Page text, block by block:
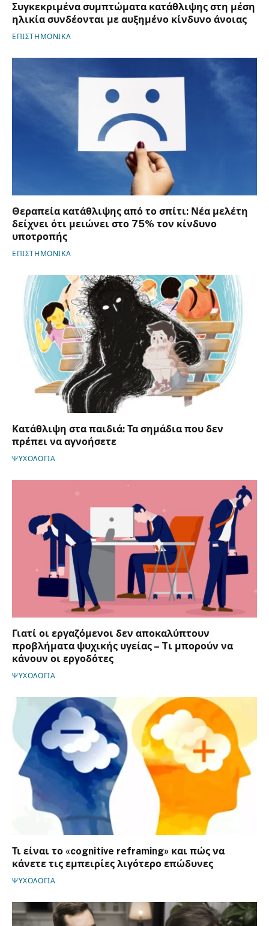
Συγκεκριμένα συμπτώματα κατάθλιψης στη μέση
ηλικία συνδέονται με αυξημένο κίνδυνο άνοιας
ΕΠΙΣΤΗΜΟΝΙΚΑ
Θεραπεία κατάθλιψης από το σπίτι: Νέα μελέτη
δείχνει ότι μειώνει στο 75% τον κίνδυνο
υποτροπής
ΕΠΙΣΤΗΜΟΝΙΚΑ
Κατάθλιψη στα παιδιά: Τα σημάδια που δεν
πρέπει να αγνοήσετε
ΨΥΧΟΛΟΓΙΑ
Γιατί οι εργαζόμενοι δεν αποκαλύπτουν
προβλήματα ψυχικής υγείας – Tι μπορούν να
κάνουν οι εργοδότες
ΨΥΧΟΛΟΓΙΑ
Τι είναι το «cognitive reframing» και πώς να
κάνετε τις εμπειρίες λιγότερο επώδυνες
ΨΥΧΟΛΟΓΙΑ